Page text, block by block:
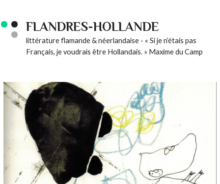
FLANDRES-HOLLANDE
littérature flamande & néerlandaise - « Si je n’étais pas
Français, je voudrais être Hollandais. » Maxime du Camp